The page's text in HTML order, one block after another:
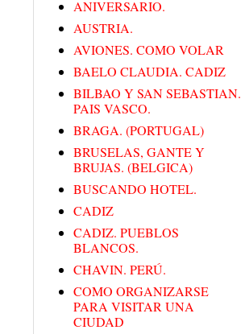
ANIVERSARIO.
AUSTRIA.
AVIONES. COMO VOLAR
BAELO CLAUDIA. CADIZ
BILBAO Y SAN SEBASTIAN.
PAIS VASCO.
BRAGA. (PORTUGAL)
BRUSELAS, GANTE Y
BRUJAS. (BELGICA)
BUSCANDO HOTEL.
CADIZ
CADIZ. PUEBLOS
BLANCOS.
CHAVIN. PERÚ.
COMO ORGANIZARSE
PARA VISITAR UNA
CIUDAD